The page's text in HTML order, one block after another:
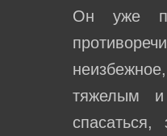
Он уже
тяжелым